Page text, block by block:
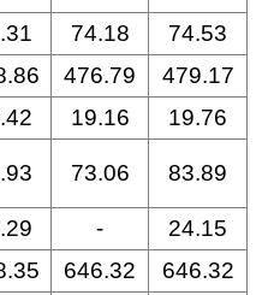
74.18
74.53
476.79
479.17
19.16
19.76
73.06 83.89
-
24.15
646.32
646.32